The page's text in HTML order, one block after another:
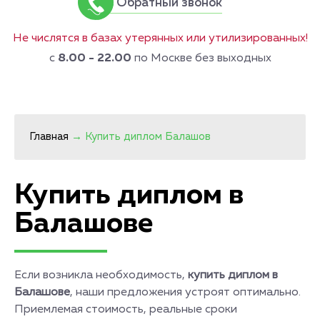
Обратный звонок
Не числятся в базах утерянных или утилизированных!
с 8.00 - 22.00 по Москве без выходных
Главная → Купить диплом Балашов
Купить диплом в
Балашове
Если возникла необходимость, купить диплом в
Балашове, наши предложения устроят оптимально.
Приемлемая стоимость, реальные сроки